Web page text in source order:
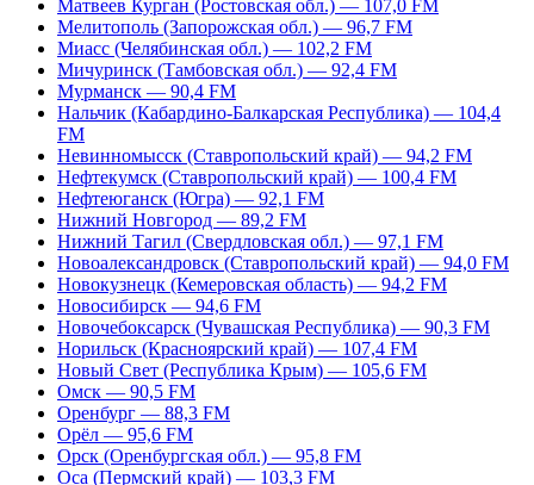
Матвеев Курган (Ростовская обл.) — 107,0 FM
Мелитополь (Запорожская обл.) — 96,7 FM
Миасс (Челябинская обл.) — 102,2 FM
Мичуринск (Тамбовская обл.) — 92,4 FM
Мурманск — 90,4 FM
Нальчик (Кабардино-Балкарская Республика) — 104,4
FM
Невинномысск (Ставропольский край) — 94,2 FM
Нефтекумск (Ставропольский край) — 100,4 FM
Нефтеюганск (Югра) — 92,1 FM
Нижний Новгород — 89,2 FM
Нижний Тагил (Свердловская обл.) — 97,1 FM
Новоалександровск (Ставропольский край) — 94,0 FM
Новокузнецк (Кемеровская область) — 94,2 FM
Новосибирск — 94,6 FM
Новочебоксарск (Чувашская Республика) — 90,3 FM
Норильск (Красноярский край) — 107,4 FM
Новый Свет (Республика Крым) — 105,6 FM
Омск — 90,5 FM
Оренбург — 88,3 FM
Орёл — 95,6 FM
Орск (Оренбургская обл.) — 95,8 FM
Оса (Пермский край) — 103,3 FM